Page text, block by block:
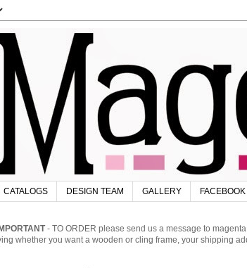
CATALOGS DESIGN TEAM GALLERY FACEBOOK
- TO ORDER please send us a message to
whether you want a wooden or cling frame, your shipping